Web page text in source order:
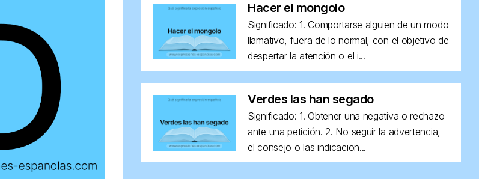
Hacer el mongolo
Significado: 1. Comportarse alguien de un modo
llamativo, fuera de lo normal, con el objetivo de
despertar la atención o el i...
Verdes las han segado
Significado: 1. Obtener una negativa o rechazo
ante una petición. 2. No seguir la advertencia,
el consejo o las indicacion...